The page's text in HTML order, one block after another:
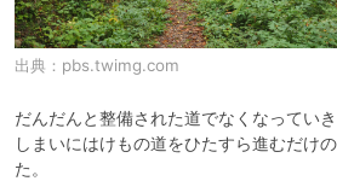
出典： pbs.twimg.com
だんだんと整備された道でなくなっていき
しまいにはけもの道をひたすら進むだけ
た。